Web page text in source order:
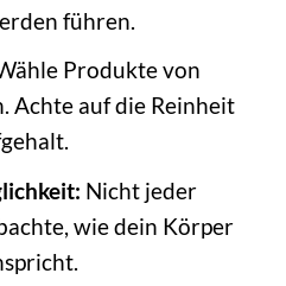
führen.
Produkte von
Achte auf die Reinheit
Nicht jeder
wie dein Körper